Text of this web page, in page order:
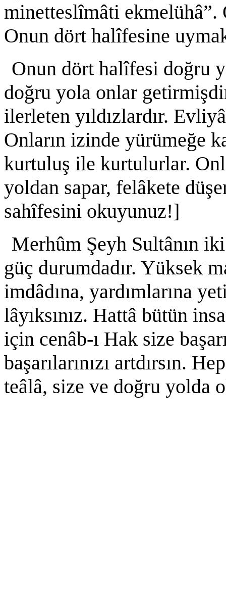
minetteslîmâti
Onun dört halîfesine
Onun dört halîfesi doğru
doğru yola onlar
ilerleten yıldızlardır.
Onların izinde yürümeğe
kurtuluş ile kurtulurlar.
yoldan sapar, felâkete
sahîfesini okuyunuz!]
Merhûm Şeyh Sultânın
güç durumdadır. Yüksek
imdâdına, yardımlarına
lâyıksınız. Hattâ bütün
için cenâb-ı Hak size
başarılarınızı artdırsın.
teâlâ, size ve doğru yolda